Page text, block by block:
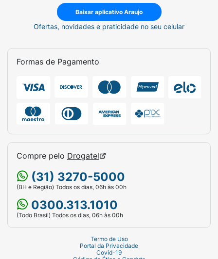
Baixar aplicativo Araujo
Ofertas, novidades e praticidade no seu celular
Formas de Pagamento
Compre pelo Drogatel
(31) 3270-5000
(BH e Região) Todos os dias, 06h às 00h
0300.313.1010
(Todo Brasil) Todos os dias, 06h às 00h
Termo de Uso
Portal da Privacidade
Covid-19